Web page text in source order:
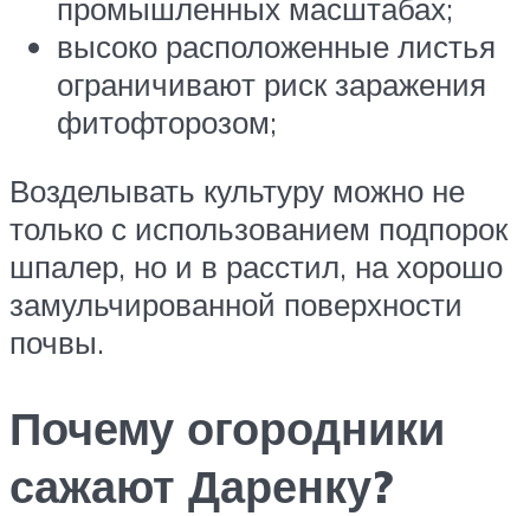
промышленных масштабах;
высоко расположенные листья
ограничивают риск заражения
фитофторозом;
Возделывать культуру можно не
только с использованием подпорок
шпалер, но и в расстил, на хорошо
замульчированной поверхности
почвы.
Почему огородники
сажают Даренку?